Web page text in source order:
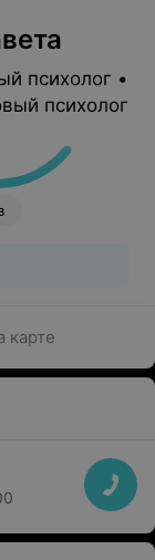
психолог •
психолог
карте